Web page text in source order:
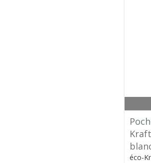
éco-